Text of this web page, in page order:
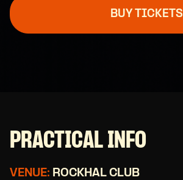
BUY TICKETS
PRACTICAL INFO
VENUE: ROCKHAL CLUB